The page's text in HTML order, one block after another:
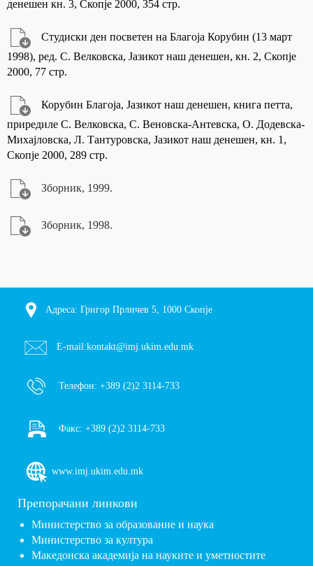
денешен кн. 3, Скопје 2000, 354 стр.
Студиски ден посветен на Благоја Корубин (13 март
1998), ред. С. Велковска, Јазикот наш денешен, кн. 2, Скопје
2000, 77 стр.
Корубин Благоја, Јазикот наш денешен, книга петта,
приредиле С. Велковска, С. Веновска-Антевска, О. Додевска-
Михајловска, Л. Тантуровска, Јазикот наш денешен, кн. 1,
Скопје 2000, 289 стр.
Зборник, 1999.
Зборник, 1998.
Адреса: Григор Прличев 5, 1000 Скопје
E-mail:kontakt@imj.ukim.edu.mk
Телефон: +389 (2)2 3114-733
Факс: +389 (2)2 3114-733
www.imj.ukim.edu.mk
Препорачани линкови
Министерство за образование и наука
Министерство за култура
Македонска академија на науките и уметностите